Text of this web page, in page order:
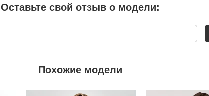
Оставьте свой отзыв о модели:
Похожие модели